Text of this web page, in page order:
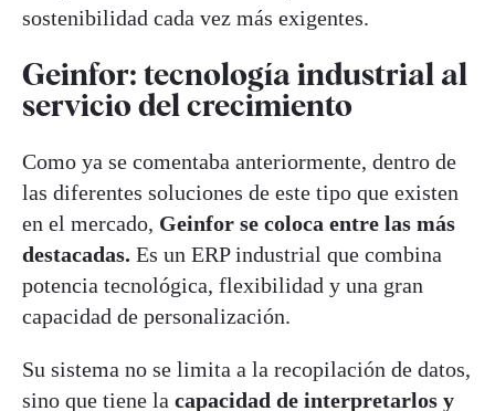
sostenibilidad cada vez más exigentes.
Geinfor: tecnología industrial al
servicio del crecimiento
Como ya se comentaba anteriormente, dentro de
las diferentes soluciones de este tipo que existen
en el mercado, Geinfor se coloca entre las más
destacadas. Es un ERP industrial que combina
potencia tecnológica, flexibilidad y una gran
capacidad de personalización.
Su sistema no se limita a la recopilación de datos,
sino que tiene la capacidad de interpretarlos y